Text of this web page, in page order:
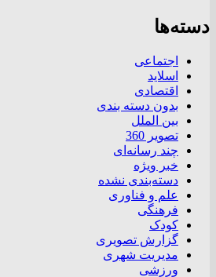
دسته‌ها
اجتماعی
اسلاید
اقتصادی
بدون دسته بندی
بین الملل
تصویر 360
چند رسانه‌ای
خبر ویژه
دسته‌بندی نشده
علم و فناوری
فرهنگی
کودک
گزارش تصویری
مدیریت شهری
ورزشی